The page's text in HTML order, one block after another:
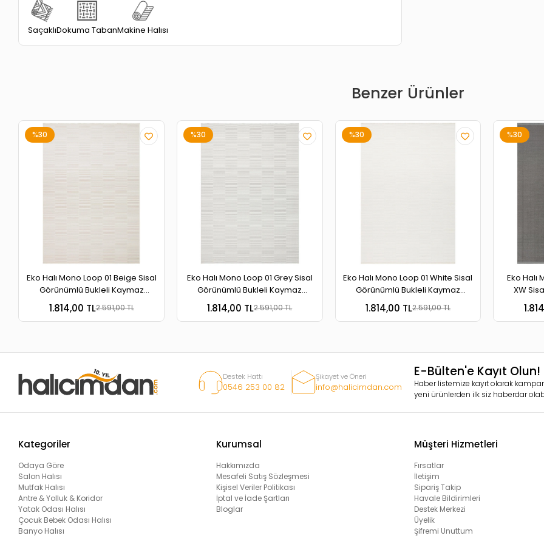
SaçaklıDokuma TabanMakine Halısı
Benzer Ürünler
%30
Eko Halı Mono Loop 01 Beige Sisal
Görünümlü Bukleli Kaymaz
Tabanlı Yıkanabilir Halı
1.814,00 TL2.591,00 TL
%30
Eko Halı Mono Loop 01 Grey Sisal
Görünümlü Bukleli Kaymaz
Tabanlı Yıkanabilir Halı
1.814,00 TL2.591,00 TL
%30
Eko Halı Mono Loop 01 White Sisal
Görünümlü Bukleli Kaymaz
Tabanlı Yıkanabilir Halı
1.814,00 TL2.591,00 TL
%30
Eko Halı
XW
Kaymaz
Destek Hattı
0546 253 00 82
Şikayet ve Öneri
info@halicimdan.com
E-Bülten'e Kayıt Olun!
Haber listemize kayıt olarak
yeni ürünlerden ilk siz haberdar
Kategoriler
Odaya Göre
Salon Halısı
Mutfak Halısı
Antre & Yolluk & Koridor
Yatak Odası Halısı
Çocuk Bebek Odası Halısı
Banyo Halısı
Kurumsal
Hakkımızda
Mesafeli Satış Sözleşmesi
Kişisel Veriler Politikası
İptal ve İade Şartları
Bloglar
Müşteri Hizmetleri
Fırsatlar
İletişim
Sipariş Takip
Havale Bildirimleri
Destek Merkezi
Üyelik
Şifremi Unuttum